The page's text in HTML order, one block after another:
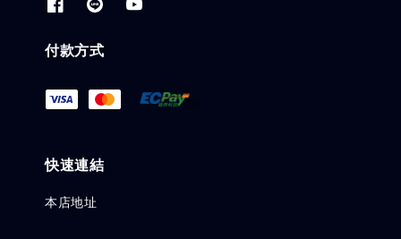
付款方式
快速連結
本店地址